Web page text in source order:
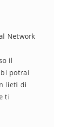
Network
il
potrai
lieti di
ti